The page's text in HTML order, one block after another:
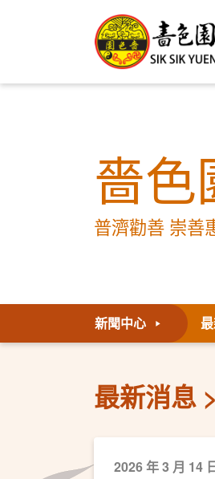
嗇色
普濟勸善 崇善
新聞中心
最新消息
2026 年 3 月 14